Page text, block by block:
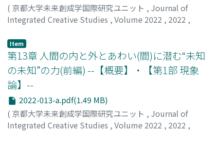
( 京都大学未来創成学国際研究ユニット , Journal of
Integrated Creative Studies , Volume 2022 , 2022 ,
西村, 和雄
Item
第13章 人間の内と外とあわい(間)に潜む“未知
の未知”の力(前編) --【概要】・【第1部 現象
論】--
2022-013-a.pdf(1.49 MB)
( 京都大学未来創成学国際研究ユニット , Journal of
Integrated Creative Studies , Volume 2022 , 2022 ,